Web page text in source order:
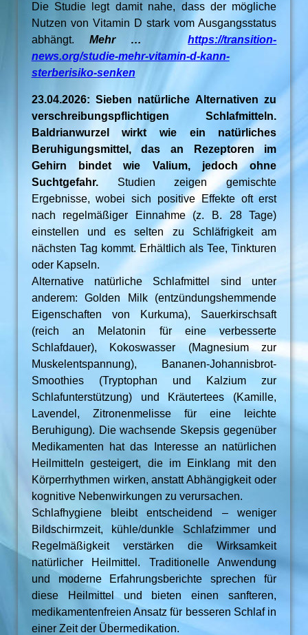
Die Studie legt damit nahe, dass der mögliche
Nutzen von Vitamin D stark vom Ausgangsstatus
abhängt. Mehr …https://transition-
news.org/studie-mehr-vitamin-d-kann-
sterberisiko-senken
23.04.2026: Sieben natürliche Alternativen zu
verschreibungspflichtigen Schlafmitteln.
Baldrianwurzel wirkt wie ein natürliches
Beruhigungsmittel, das an Rezeptoren im
Gehirn bindet wie Valium, jedoch ohne
Suchtgefahr. Studien zeigen gemischte
Ergebnisse, wobei sich positive Effekte oft erst
nach regelmäßiger Einnahme (z. B. 28 Tage)
einstellen und es selten zu Schläfrigkeit am
nächsten Tag kommt. Erhältlich als Tee, Tinkturen
oder Kapseln.
Alternative natürliche Schlafmittel sind unter
anderem: Golden Milk (entzündungshemmende
Eigenschaften von Kurkuma), Sauerkirschsaft
(reich an Melatonin für eine verbesserte
Schlafdauer), Kokoswasser (Magnesium zur
Muskelentspannung), Bananen-Johannisbrot-
Smoothies (Tryptophan und Kalzium zur
Schlafunterstützung) und Kräutertees (Kamille,
Lavendel, Zitronenmelisse für eine leichte
Beruhigung). Die wachsende Skepsis gegenüber
Medikamenten hat das Interesse an natürlichen
Heilmitteln gesteigert, die im Einklang mit den
Körperrhythmen wirken, anstatt Abhängigkeit oder
kognitive Nebenwirkungen zu verursachen.
Schlafhygiene bleibt entscheidend – weniger
Bildschirmzeit, kühle/dunkle Schlafzimmer und
Regelmäßigkeit verstärken die Wirksamkeit
natürlicher Heilmittel. Traditionelle Anwendung
und moderne Erfahrungsberichte sprechen für
diese Heilmittel und bieten einen sanfteren,
medikamentenfreien Ansatz für besseren Schlaf in
einer Zeit der Übermedikation.